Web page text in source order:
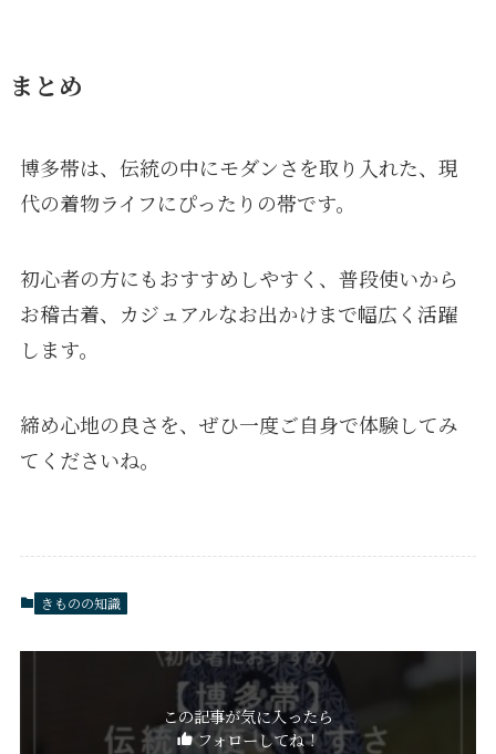
まとめ
博多帯は、伝統の中にモダンさを取り入れた、現
代の着物ライフにぴったりの帯です。
初心者の方にもおすすめしやすく、普段使いから
お稽古着、カジュアルなお出かけまで幅広く活躍
します。
締め心地の良さを、ぜひ一度ご自身で体験してみ
てくださいね。
きものの知識
この記事が気に入ったら
フォローしてね！